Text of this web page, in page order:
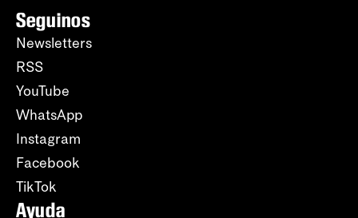
Seguinos
Newsletters
RSS
YouTube
WhatsApp
Instagram
Facebook
TikTok
Ayuda